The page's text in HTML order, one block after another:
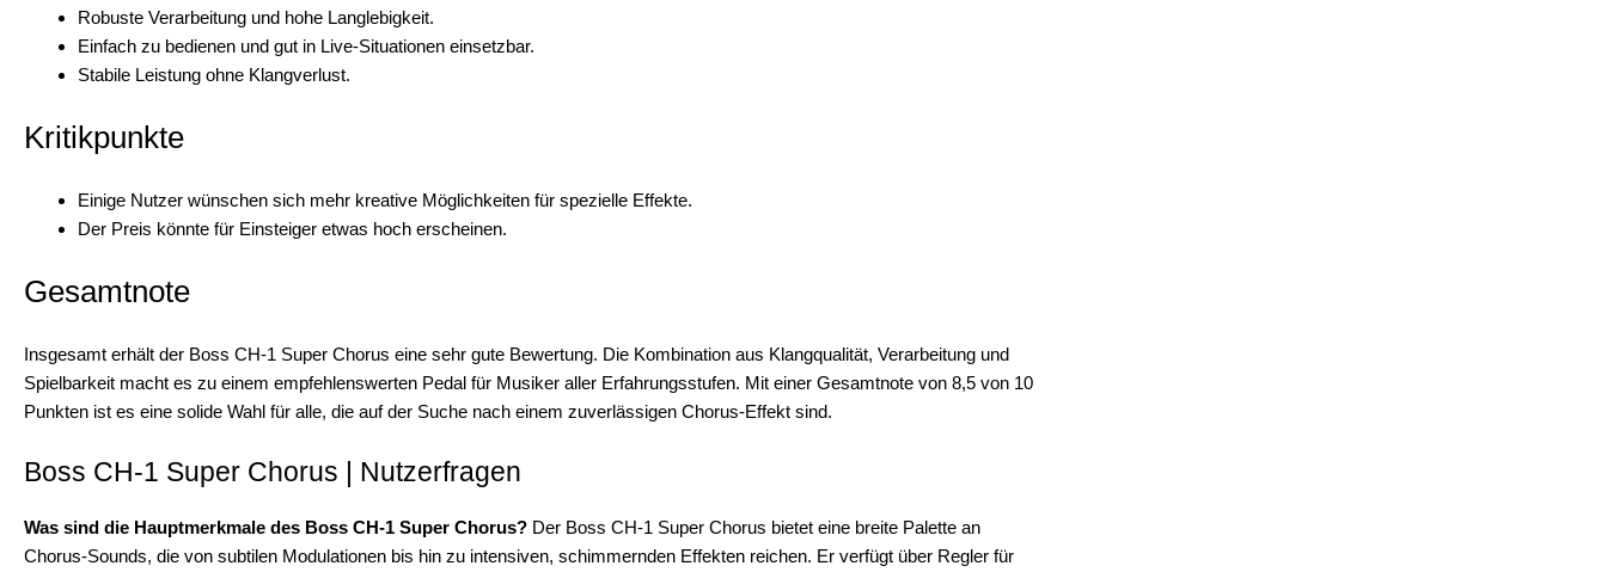
Robuste Verarbeitung und hohe Langlebigkeit.
Einfach zu bedienen und gut in Live-Situationen einsetzbar.
Stabile Leistung ohne Klangverlust.
Kritikpunkte
Einige Nutzer wünschen sich mehr kreative Möglichkeiten für spezielle Effekte.
Der Preis könnte für Einsteiger etwas hoch erscheinen.
Gesamtnote
Insgesamt erhält der Boss CH-1 Super Chorus eine sehr gute Bewertung. Die Kombination aus Klangqualität, Verarbeitung und
Spielbarkeit macht es zu einem empfehlenswerten Pedal für Musiker aller Erfahrungsstufen. Mit einer Gesamtnote von 8,5 von 10
Punkten ist es eine solide Wahl für alle, die auf der Suche nach einem zuverlässigen Chorus-Effekt sind.
Boss CH-1 Super Chorus | Nutzerfragen
Was sind die Hauptmerkmale des Boss CH-1 Super Chorus? Der Boss CH-1 Super Chorus bietet eine breite Palette an
Chorus-Sounds, die von subtilen Modulationen bis hin zu intensiven, schimmernden Effekten reichen. Er verfügt über Regler für